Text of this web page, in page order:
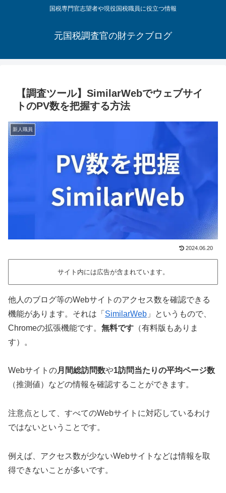
国税専門官志望者や現役国税職員に役立つ情報
元国税調査官の財テクブログ
【調査ツール】SimilarWebでウェブサイ
トのPV数を把握する方法
新人職員
2024.06.20
サイト内には広告が含まれています。
他人のブログ等のWebサイトのアクセス数を確認できる
機能があります。それは「 SimilarWeb 」というもので、
Chromeの拡張機能です。 無料です （有料版もありま
す）。
Webサイトの月間総訪問数や1訪問当たりの平均ページ数
（推測値）などの情報を確認することができます。
注意点として、すべてのWebサイトに対応しているわけ
ではないということです。
例えば、アクセス数が少ないWebサイトなどは情報を取
得できないことが多いです。